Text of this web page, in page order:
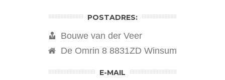
POSTADRES:
Bouwe van der Veer
De Omrin 8 8831ZD Winsum
E-MAIL